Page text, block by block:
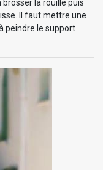
la rouille puis
Il faut mettre une
peindre le support